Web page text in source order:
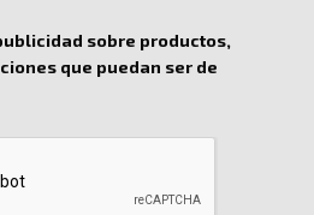
sobre productos,
que puedan ser de